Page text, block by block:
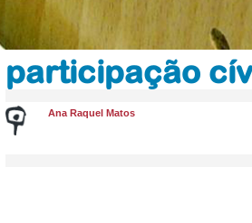
participação
Ana Raquel Matos